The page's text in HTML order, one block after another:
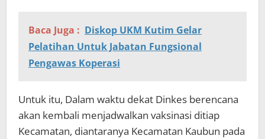
Baca Juga : Diskop UKM Kutim Gelar
Pelatihan Untuk Jabatan Fungsional
Pengawas Koperasi
Untuk itu, Dalam waktu dekat Dinkes berencana
akan kembali menjadwalkan vaksinasi ditiap
Kecamatan, diantaranya Kecamatan Kaubun pada